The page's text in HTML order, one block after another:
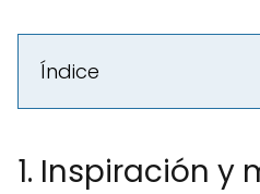
Índice
1. Inspiración y